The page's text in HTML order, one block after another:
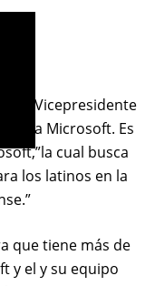
y es Vicepresidente
para Microsoft. Es
cual busca
los latinos en la
new tab)
que tiene más de
y el y su equipo